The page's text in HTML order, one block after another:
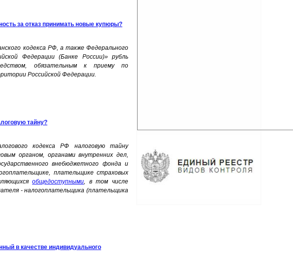
за отказ принимать новые купюры?
кодекса РФ, а также Федерального
Федерации (Банке России)» рубль
обязательным к приему по
Российской Федерации.
тайну?
кодекса РФ налоговую тайну
органом, органами внутренних дел,
внебюджетного фонда и
плательщике страховых
общедоступными, в том числе
- налогоплательщика (плательщика
в качестве индивидуального